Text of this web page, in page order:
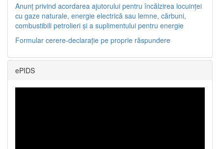
Anunț privind acordarea ajutorului pentru încălzirea locuinței
cu gaze naturale, energie electrică sau lemne, cărbuni,
combustibili petrolieri și a suplimentului pentru energie
Formular cerere-declarație pe proprie răspundere
ePIDS